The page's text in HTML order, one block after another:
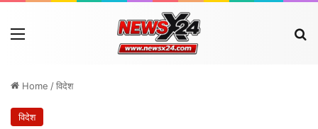
Menu
Home /विदेश
विदेश